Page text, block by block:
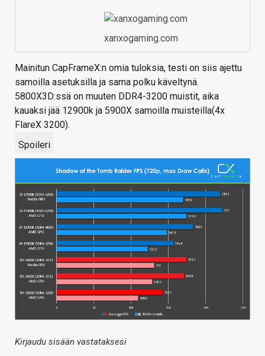
xanxogaming.com
Mainitun CapFrameX:n omia tuloksia, testi on siis ajettu
samoilla asetuksilla ja sama polku käveltynä.
5800X3D:ssä on muuten DDR4-3200 muistit, aika
kauaksi jää 12900k ja 5900X samoilla muisteilla(4x
FlareX 3200).
Spoileri
Kirjaudu sisään vastataksesi